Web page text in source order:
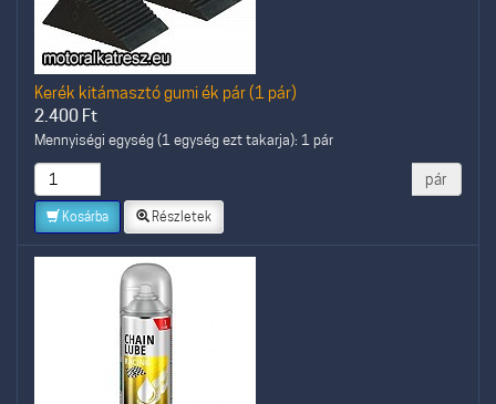
Kerék kitámasztó gumi ék pár (1 pár)
2.400 Ft
Mennyiségi egység (1 egység ezt takarja): 1 pár
pár
Kosárba Részletek